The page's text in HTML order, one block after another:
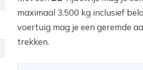
maximaal 3.500 kg inclusief
voertuig mag je een geremde
trekken.